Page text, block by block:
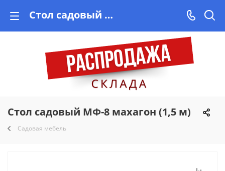
Стол садовый МФ-8 махагон (1,5 м) купить на Vishop.by, рассрочка!
Стол садовый МФ-8 махагон (1,5 м)
Садовая мебель